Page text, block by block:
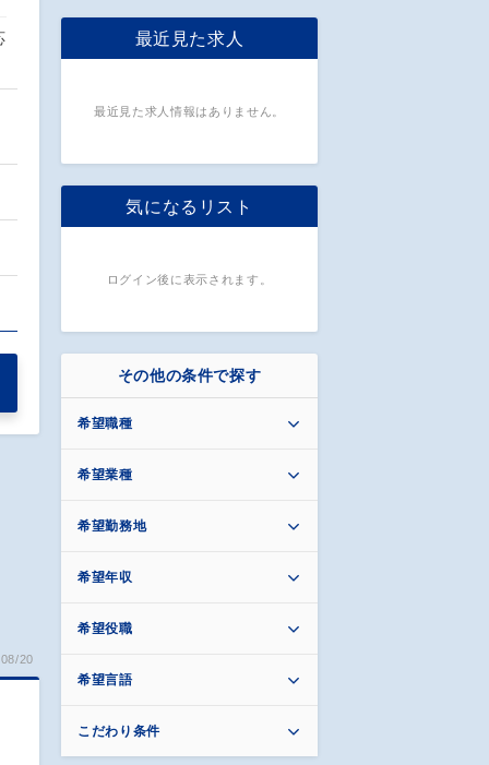
20
最近見た求人
最近見た求人情報はありません。
気になるリスト
ログイン後に表示されます。
その他の条件で探す
希望職種
希望業種
希望勤務地
希望年収
希望役職
希望言語
こだわり条件